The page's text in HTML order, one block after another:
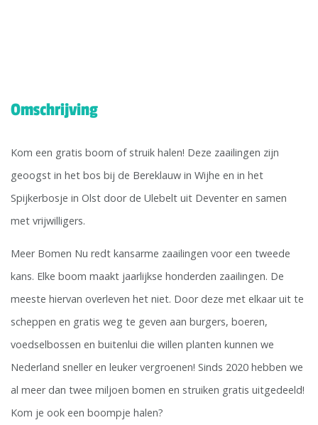
Omschrijving
Kom een gratis boom of struik halen! Deze zaailingen zijn
geoogst in het bos bij de Bereklauw in Wijhe en in het
Spijkerbosje in Olst door de Ulebelt uit Deventer en samen
met vrijwilligers.
Meer Bomen Nu redt kansarme zaailingen voor een tweede
kans. Elke boom maakt jaarlijkse honderden zaailingen. De
meeste hiervan overleven het niet. Door deze met elkaar uit te
scheppen en gratis weg te geven aan burgers, boeren,
voedselbossen en buitenlui die willen planten kunnen we
Nederland sneller en leuker vergroenen! Sinds 2020 hebben we
al meer dan twee miljoen bomen en struiken gratis uitgedeeld!
Kom je ook een boompje halen?